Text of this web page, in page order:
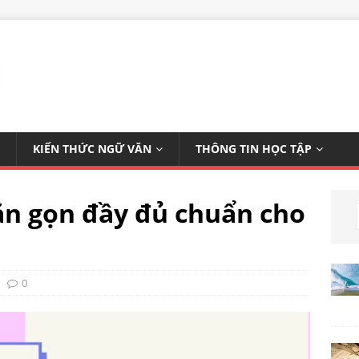
KIẾN THỨC NGỮ VĂN THÔNG TIN HỌC TẬP
gọn đầy đủ chuẩn cho
0